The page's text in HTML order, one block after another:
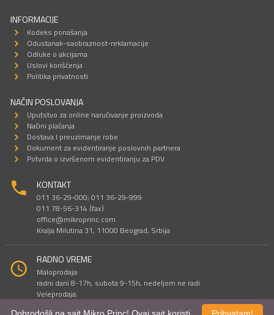
INFORMACIJE
Kodeks ponašanja
Odustanak-saobraznost-reklamacije
Odluke o akcijama
Uslovi korišćenja
Politika privatnosti
NAČIN POSLOVANJA
Uputstvo za online naručivanje proizvoda
Načini plaćanja
Dostava I preuzimanje robe
Dokument za evidentiranje poslovnih partnera
Potvrda o izvršenom evidentiranju za PDV
KONTAKT
011 36-29-000; 011 36-29-999
011 78-56-314 (fax)
office@mikroprinc.com
Kralja Milutina 31, 11000 Beograd, Srbija
RADNO VREME
Maloprodaja:
radni dani 8-17h, subota 9-15h, nedeljom ne radi
Veleprodaja: